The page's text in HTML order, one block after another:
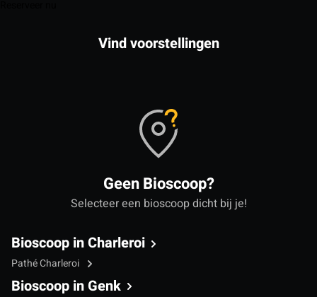
Vind voorstellingen
Geen Bioscoop?
Selecteer een bioscoop dicht bij je!
Bioscoop in Charleroi
Pathé Charleroi
Bioscoop in Genk